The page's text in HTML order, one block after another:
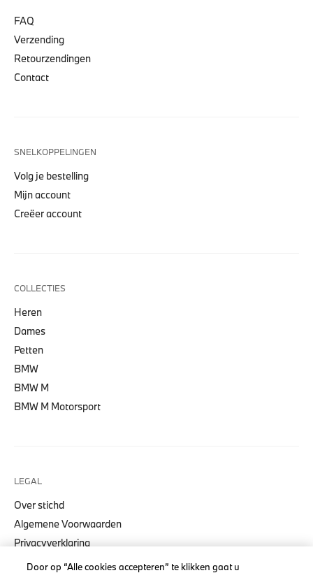
FAQ
Verzending
Retourzendingen
Contact
SNELKOPPELINGEN
Volg je bestelling
Mijn account
Creëer account
COLLECTIES
Heren
Dames
Petten
BMW
BMW M
BMW M Motorsport
LEGAL
Over stichd
Algemene Voorwaarden
Privacyverklaring
Cookiebeleid
Door op “Alle cookies accepteren” te klikken gaat u